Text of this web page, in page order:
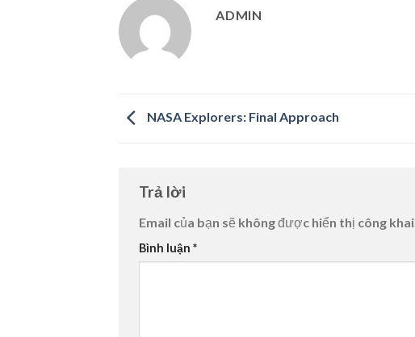
ADMIN
NASA Explorers: Final Approach
Trả lời
Email của bạn sẽ không được hiển thị công khai.
Bình luận *